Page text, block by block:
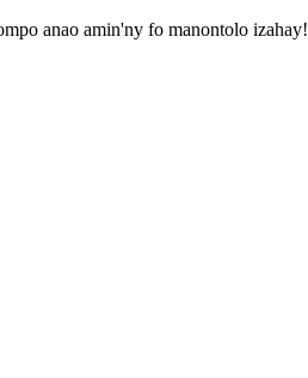
anao amin'ny fo manontolo izahay!